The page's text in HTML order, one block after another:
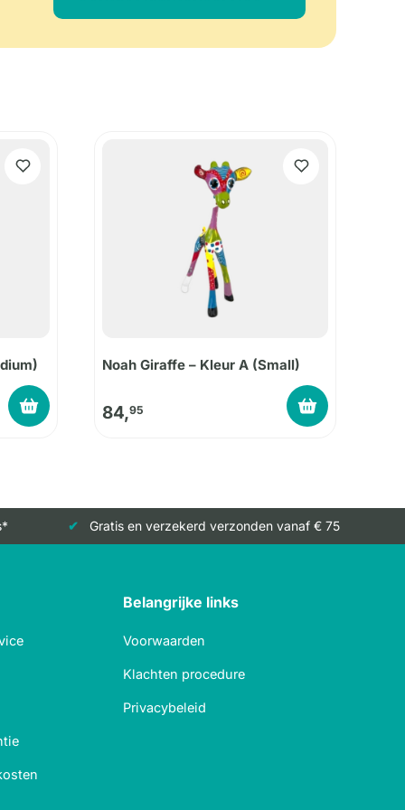
Noah Giraffe – Kleur A (Small)
84,95
Gratis en verzekerd verzonden vanaf € 75
Belangrijke links
Voorwaarden
Klachten procedure
Privacybeleid